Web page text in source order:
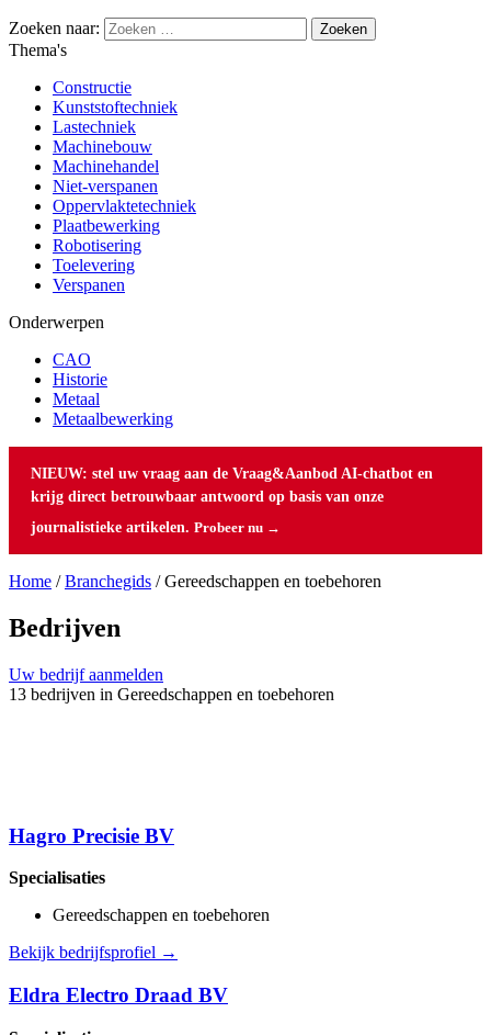
Zoeken naar:
Thema's
Constructie
Kunststoftechniek
Lastechniek
Machinebouw
Machinehandel
Niet-verspanen
Oppervlaktetechniek
Plaatbewerking
Robotisering
Toelevering
Verspanen
Onderwerpen
CAO
Historie
Metaal
Metaalbewerking
NIEUW: stel uw vraag aan de Vraag&Aanbod AI-chatbot en
krijg direct betrouwbaar antwoord op basis van onze
journalistieke artikelen. Probeer nu →
Home /Branchegids /Gereedschappen en toebehoren
Bedrijven
Uw bedrijf aanmelden
13 bedrijven in Gereedschappen en toebehoren
Hagro Precisie BV
Specialisaties
Gereedschappen en toebehoren
Bekijk bedrijfsprofiel →
Eldra Electro Draad BV